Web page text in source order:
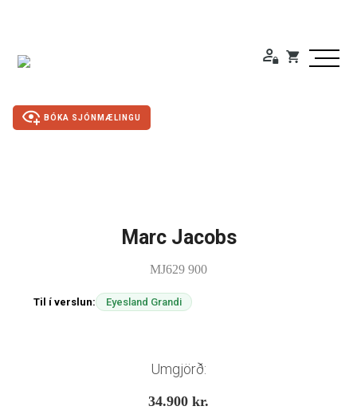
Útivistargleraugu
BÓKA SJÓNMÆLINGU
Marc Jacobs
MJ629 900
Til í verslun: Eyesland Grandi
Umgjörð:
34.900 kr.